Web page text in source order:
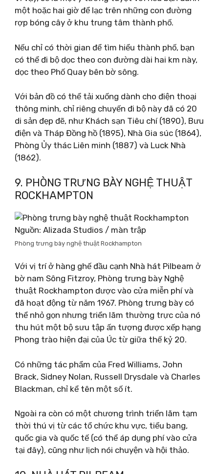
một hoặc hai giờ để lạc trên những con đường
rợp bóng cây ở khu trung tâm thành phố.
Nếu chỉ có thời gian để tìm hiểu thành phố, bạn
có thể đi bộ dọc theo con đường dài hai km này,
dọc theo Phố Quay bên bờ sông.
Với bản đồ có thể tải xuống dành cho điện thoại
thông minh, chỉ riêng chuyến đi bộ này đã có 20
di sản đẹp đẽ, như Khách sạn Tiêu chí (1890), Bưu
điện và Tháp Đồng hồ (1895), Nhà Gia súc (1864),
Phòng Ủy thác Liên minh (1887) và Luck Nhà
(1862).
9. PHÒNG TRƯNG BÀY NGHỆ THUẬT
ROCKHAMPTON
Nguồn: Alizada Studios / màn trập
Phòng trưng bày nghệ thuật Rockhampton
Với vị trí ở hàng ghế đầu cạnh Nhà hát Pilbeam ở
bờ nam Sông Fitzroy, Phòng trưng bày Nghệ
thuật Rockhampton được vào cửa miễn phí và
đã hoạt động từ năm 1967. Phòng trưng bày có
thể nhỏ gọn nhưng triển lãm thường trực của nó
thu hút một bộ sưu tập ấn tượng được xếp hạng
Phong trào hiện đại của Úc từ giữa thế kỷ 20.
Có những tác phẩm của Fred Williams, John
Brack, Sidney Nolan, Russell Drysdale và Charles
Blackman, chỉ kể tên một số ít.
Ngoài ra còn có một chương trình triển lãm tạm
thời thú vị từ các tổ chức khu vực, tiểu bang,
quốc gia và quốc tế (có thể áp dụng phí vào cửa
tại đây), cũng như lịch nói chuyện và hội thảo.